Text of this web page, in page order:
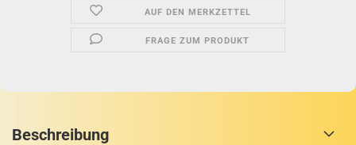
AUF DEN MERKZETTEL
FRAGE ZUM PRODUKT
Beschreibung